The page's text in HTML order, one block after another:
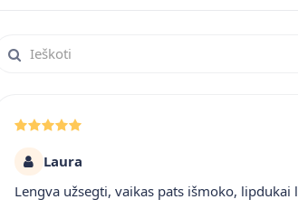
Ieškoti atsiliepimuose
Laura
Lengva užsegti, vaikas pats išmoko, lipdukai